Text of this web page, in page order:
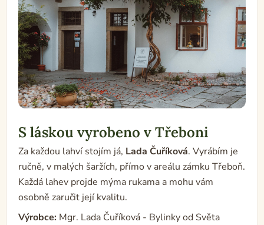
S láskou vyrobeno v Třeboni
Za každou lahví stojím já, Lada Čuříková. Vyrábím je
ručně, v malých šaržích, přímo v areálu zámku Třeboň.
Každá lahev projde mýma rukama a mohu vám
osobně zaručit její kvalitu.
Výrobce: Mgr. Lada Čuříková - Bylinky od Světa